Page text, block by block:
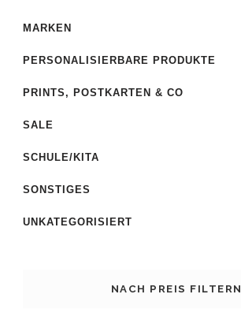
MARKEN
PERSONALISIERBARE PRODUKTE
PRINTS, POSTKARTEN & CO
SALE
SCHULE/KITA
SONSTIGES
UNKATEGORISIERT
NACH PREIS FILTERN